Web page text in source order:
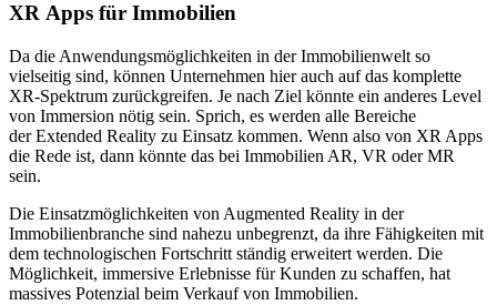
XR Apps für Immobilien
Da die Anwendungsmöglichkeiten in der Immobilienwelt so
vielseitig sind, können Unternehmen hier auch auf das komplette
XR-Spektrum zurückgreifen. Je nach Ziel könnte ein anderes Level
von Immersion nötig sein. Sprich, es werden alle Bereiche
der Extended Reality zu Einsatz kommen. Wenn also von XR Apps
die Rede ist, dann könnte das bei Immobilien AR, VR oder MR
sein.
Die Einsatzmöglichkeiten von Augmented Reality in der
Immobilienbranche sind nahezu unbegrenzt, da ihre Fähigkeiten mit
dem technologischen Fortschritt ständig erweitert werden. Die
Möglichkeit, immersive Erlebnisse für Kunden zu schaffen, hat
massives Potenzial beim Verkauf von Immobilien.